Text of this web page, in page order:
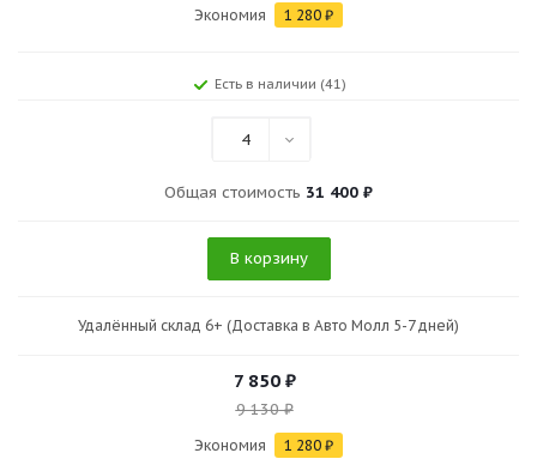
Экономия 1 280 ₽
Есть в наличии (41)
4
Общая стоимость 31 400 ₽
В корзину
Удалённый склад 6+ (Доставка в Авто Молл 5-7 дней)
7 850₽
9 130₽
Экономия 1 280 ₽